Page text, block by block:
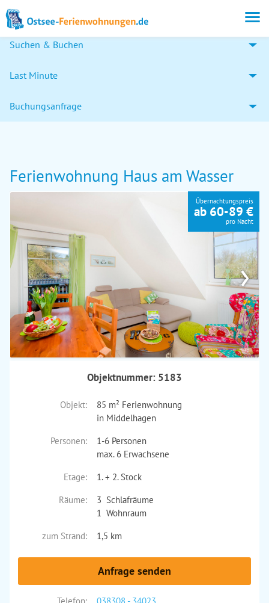
Suchen & Buchen
Last Minute
Buchungsanfrage
Ferienwohnung Haus am Wasser
›
Übernachtungspreis
ab 60-89 €
pro Nacht
Objektnummer: 5183
Objekt:
85 m² Ferienwohnung
in Middelhagen
Personen:
1-6 Personen
max. 6 Erwachsene
Etage:
1. + 2. Stock
Räume:
3 Schlafräume
1 Wohnraum
zum Strand:
1,5 km
Anfrage senden